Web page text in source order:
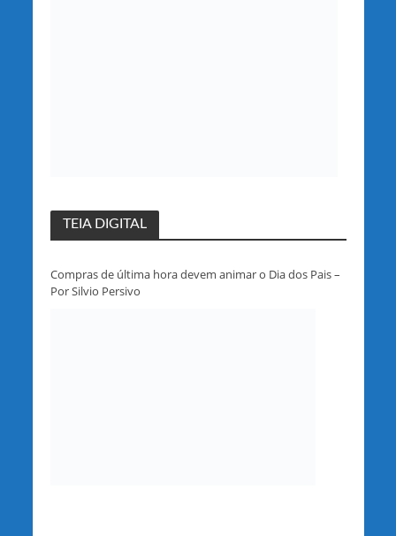
TEIA DIGITAL
Compras de última hora devem animar o Dia dos Pais –
Por Silvio Persivo